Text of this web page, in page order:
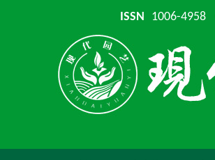
ISSN 1006-4958